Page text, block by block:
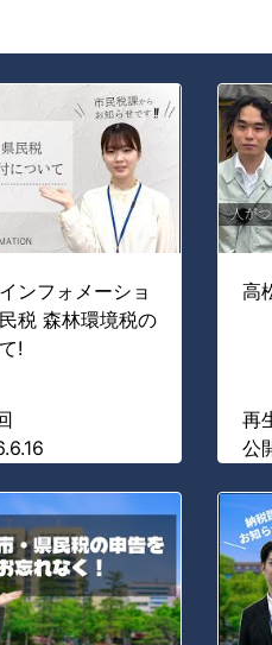
ンフォメーショ
税 森林環境税の
!
高
再
公